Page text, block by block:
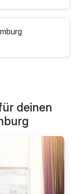
deinen